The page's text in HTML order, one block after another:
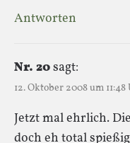
Antworten
Nr. 20sagt:
12. Oktober 2008 um 11:48
Jetzt mal ehrlich.
doch eh total